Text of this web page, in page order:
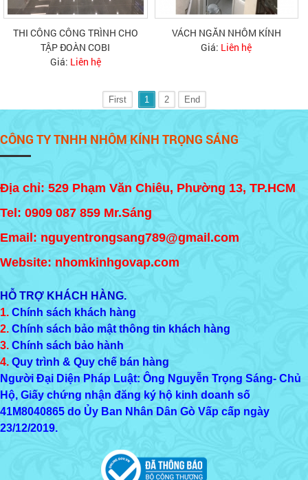
THI CÔNG CÔNG TRÌNH CHO
TẬP ĐOÀN COBI
Giá: Liên hệ
VÁCH NGĂN NHÔM KÍNH
Giá: Liên hệ
First 1 2 End
CÔNG TY TNHH NHÔM KÍNH TRỌNG SÁNG
Địa chỉ: 529 Phạm Văn Chiêu, Phường 13, TP.HCM
Tel: 0909 087 859 Mr.Sáng
Email: nguyentrongsang789@gmail.com
Website: nhomkinhgovap.com
HỖ TRỢ KHÁCH HÀNG.
1. Chính sách khách hàng
2. Chính sách bảo mật thông tin khách hàng
3. Chính sách bảo hành
4. Quy trình & Quy chế bán hàng
Người Đại Diện Pháp Luật: Ông Nguyễn Trọng Sáng- Chủ
Hộ, Giấy chứng nhận đăng ký hộ kinh doanh số
41M8040865 do Ủy Ban Nhân Dân Gò Vấp cấp ngày
23/12/2019.